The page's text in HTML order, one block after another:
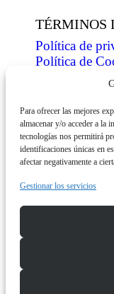
Para ofrecer las mejores
almacenar y/o acceder a la
tecnologías nos permitirá
identificaciones únicas en
afectar negativamente a
Gestionar los servicios
TÉRMINOS
Política de
Política de
Condiciones
ÍNDICE
Tienda
Personaliza
Contacto
Descarga